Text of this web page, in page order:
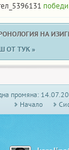
победи
НА
ОТ ТУК »
промяна:
Начало